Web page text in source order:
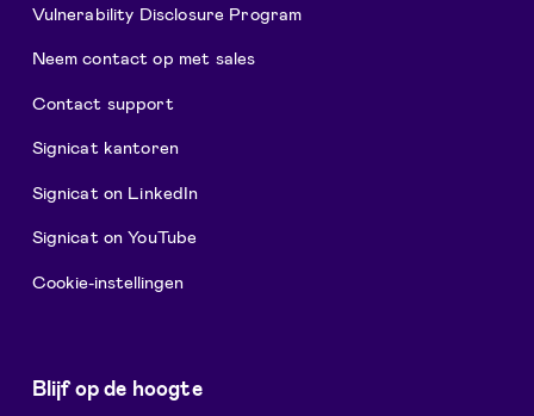
Vulnerability Disclosure Program
Neem contact op met sales
Contact support
Signicat kantoren
Signicat on LinkedIn
Signicat on YouTube
Cookie-instellingen
Blijf op de hoogte